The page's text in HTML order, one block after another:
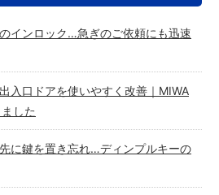
のインロック…急ぎのご依頼にも迅速
入口ドアを使いやすく改善｜MIWA
した
先に鍵を置き忘れ…ディンプルキーの